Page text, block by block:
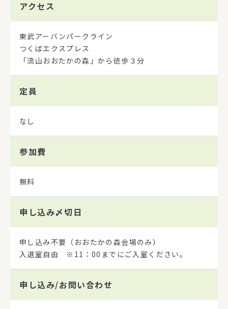
アクセス
東武アーバンパークライン
つくばエクスプレス
「流山おおたかの森」から徒歩３分
定員
なし
参加費
無料
申し込み〆切日
申し込み不要（おおたかの森会場のみ）
入退室自由 ※11：00までにご入室ください。
申し込み/お問い合わせ